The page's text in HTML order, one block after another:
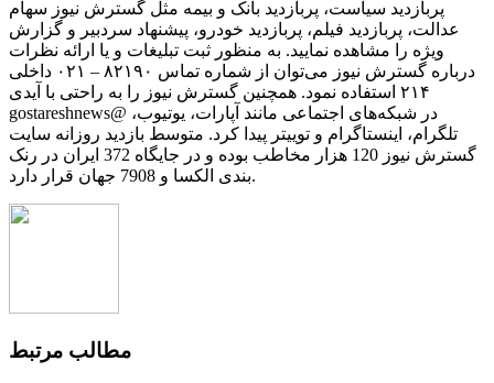
پربازدید سیاست، پربازدید بانک و بیمه مثل گسترش نیوز سهام
عدالت، پربازدید فیلم، پربازدید خودرو، پیشنهاد سردبیر و گزارش
ویژه را مشاهده نمایید. به منظور ثبت تبلیغات و یا ارائه نظرات
درباره گسترش نیوز می‌توان از شماره تماس ۸۲۱۹۰ – ۰۲۱ داخلی
۲۱۴ استفاده نمود. همچنین گسترش نیوز را به راحتی با آیدی
gostareshnews@ در شبکه‌های اجتماعی مانند آپارات، یوتیوب،
تلگرام، اینستاگرام و توییتر پیدا کرد. متوسط بازدید روزانه سایت
گسترش نیوز 120 هزار مخاطب بوده و در جایگاه 372 ایران در رنک
بندی الکسا و 7908 جهان قرار دارد.
مطالب مرتبط